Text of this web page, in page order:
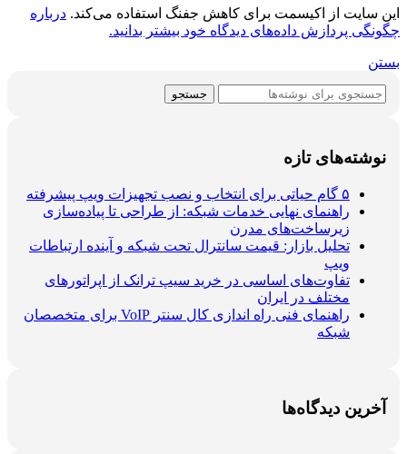
این سایت از اکیسمت برای کاهش جفنگ استفاده می‌کند. درباره
چگونگی پردازش داده‌های دیدگاه خود بیشتر بدانید.
بستن
جستجو
نوشته‌های تازه
۵ گام حیاتی برای انتخاب و نصب تجهیزات ویپ پیشرفته
راهنمای نهایی خدمات شبکه: از طراحی تا پیاده‌سازی
زیرساخت‌های مدرن
تحلیل بازار: قیمت سانترال تحت شبکه و آینده ارتباطات
ویپ
تفاوت‌های اساسی در خرید سیپ ترانک از اپراتورهای
مختلف در ایران
راهنمای فنی راه اندازی کال سنتر VoIP برای متخصصان
شبکه
آخرین دیدگاه‌ها